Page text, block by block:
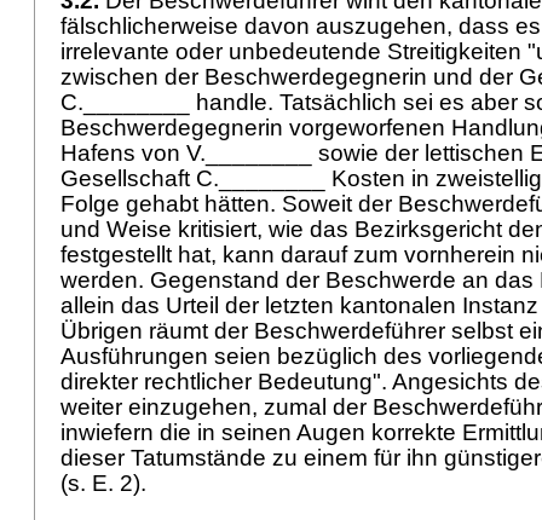
fälschlicherweise davon auszugehen, dass
irrelevante oder unbedeutende Streitigkeiten
zwischen der Beschwerdegegnerin und der
C.________ handle. Tatsächlich sei es aber
Beschwerdegegnerin vorgeworfenen
Hafens von V.________ sowie der lettischen
Gesellschaft C.________ Kosten in
Folge gehabt hätten. Soweit der
und Weise kritisiert, wie das Bezirksgericht
festgestellt hat, kann darauf zum vornherein
werden. Gegenstand der Beschwerde an das
allein das Urteil der letzten kantonalen Instanz
Übrigen räumt der Beschwerdeführer selbst
Ausführungen seien bezüglich des
direkter rechtlicher Bedeutung". Angesichts
weiter einzugehen, zumal der
inwiefern die in seinen Augen korrekte
dieser Tatumstände zu einem für ihn
(s. E. 2).